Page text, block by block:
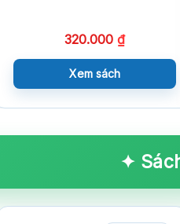
320.000 ₫
Xem sách
✦